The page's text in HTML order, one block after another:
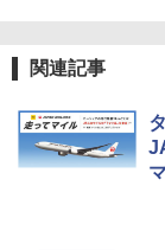
関連記事